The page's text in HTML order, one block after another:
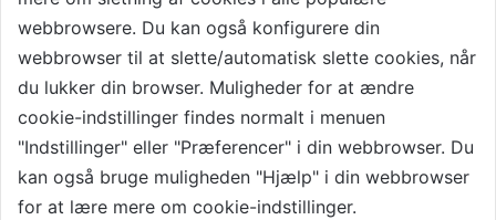
webbrowsere. Du kan også konfigurere din
webbrowser til at slette/automatisk slette cookies, når
du lukker din browser. Muligheder for at ændre
cookie-indstillinger findes normalt i menuen
"Indstillinger" eller "Præferencer" i din webbrowser. Du
kan også bruge muligheden "Hjælp" i din webbrowser
for at lære mere om cookie-indstillinger.